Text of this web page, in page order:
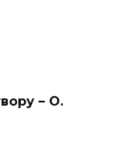
– О.